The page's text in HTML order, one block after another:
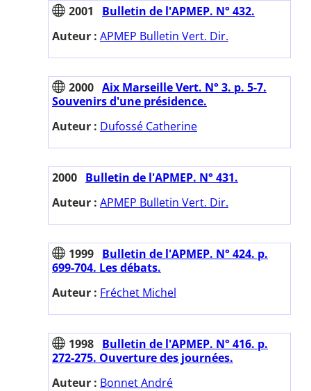
2001
Bulletin de l'APMEP. N° 432.
Auteur : APMEP Bulletin Vert. Dir.
2000 Aix Marseille Vert. N° 3. p. 5-7.
Souvenirs d'une présidence.
Auteur : Dufossé Catherine
2000 Bulletin de l'APMEP. N° 431.
Auteur : APMEP Bulletin Vert. Dir.
1999 Bulletin de l'APMEP. N° 424. p.
699-704. Les débats.
Auteur : Fréchet Michel
1998 Bulletin de l'APMEP. N° 416. p.
272-275. Ouverture des journées.
Auteur : Bonnet André